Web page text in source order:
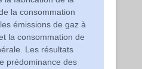
la consommation
émissions de gaz à
la consommation de
Les résultats
prédominance des